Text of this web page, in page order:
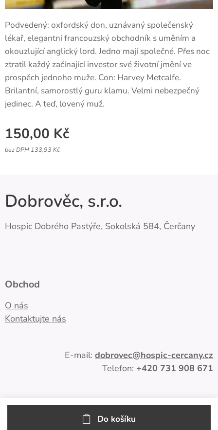
Podvedený: oxfordský don, uznávaný společenský
lékař, elegantní francouzský obchodník s uměním a
okouzlující anglický lord. Jedno mají společné. Přes noc
ztratil každý začínající investor své životní jmění ve
prospěch jednoho muže. Con: Harvey Metcalfe.
Brilantní, samorostlý guru klamu. Velmi nebezpečný
jedinec. A teď, lovený muž.
150,00 Kč
bez DPH 133,93 Kč
Do košíku
Dobrověc, s.r.o.
Hospic Dobrého Pastýře, Sokolská 584, Čerčany
Obchod
O nás
Kontaktujte nás
E-mail: dobrovec@hospic-cercany.cz
Telefon: +420 731 908 671